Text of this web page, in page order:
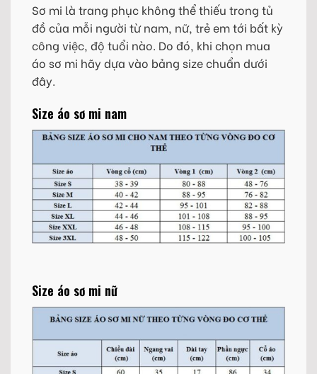
Sơ mi là trang phục không thể thiếu trong tủ
đồ của mỗi người từ nam, nữ, trẻ em tới bất kỳ
công việc, độ tuổi nào. Do đó, khi chọn mua
áo sơ mi hãy dựa vào bảng size chuẩn dưới
đây.
Size áo sơ mi nam
Size áo sơ mi nữ